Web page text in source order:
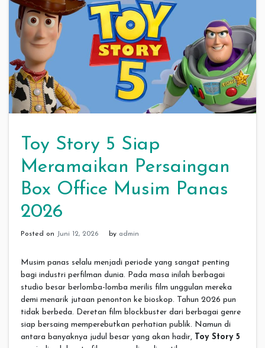
Toy Story 5 Siap
Meramaikan Persaingan
Box Office Musim Panas
2026
Posted on Juni 12, 2026 by admin
Musim panas selalu menjadi periode yang sangat penting
bagi industri perfilman dunia. Pada masa inilah berbagai
studio besar berlomba-lomba merilis film unggulan mereka
demi menarik jutaan penonton ke bioskop. Tahun 2026 pun
tidak berbeda. Deretan film blockbuster dari berbagai genre
siap bersaing memperebutkan perhatian publik. Namun di
antara banyaknya judul besar yang akan hadir,
Toy Story 5